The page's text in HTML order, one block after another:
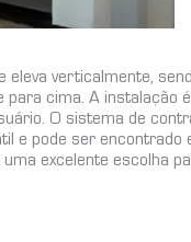
verticalmente,
cima. A instalação
O sistema de
e pode ser
excelente escolha